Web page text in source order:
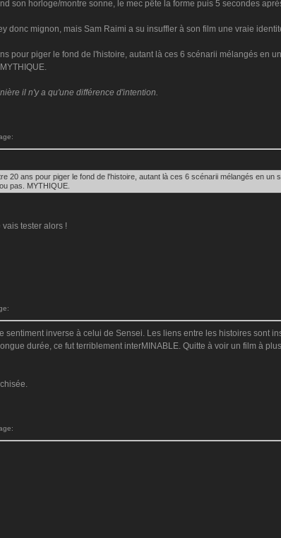
son horloge/montre sonne, le mec pête la forme puis 5 secondes
donc mignon, mais Sam Raimi a su insuffler à son film une vraie
pour piger le fond de l'histoire, autant là ces 6 scénarii mélangés en
il n'y a qu'une différence d'intention.
20 ans pour piger le fond de l'histoire, autant là ces 6 scénarii mélangés en
pas. MYTHIQUE.
tester alors !
sentiment inverse à celui de Sensei. Les liens entre les histoires
durée, ce fut terriblement interMINABLE. Quitte à voir un film à